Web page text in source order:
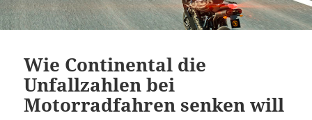
Wie Continental die
Unfallzahlen bei
Motorradfahren senken will